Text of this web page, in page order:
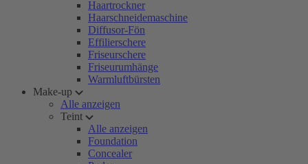
Haartrockner
Haarschneidemaschine
Diffusor-Fön
Effilierschere
Friseurschere
Friseurumhänge
Warmluftbürsten
Make-up
Alle anzeigen
Teint
Alle anzeigen
Foundation
Concealer